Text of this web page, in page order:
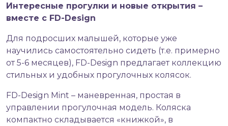
Интересные прогулки и новые открытия –
вместе с FD-Design
Для подросших малышей, которые уже
научились самостоятельно сидеть (т.е. примерно
от 5-6 месяцев), FD-Design предлагает коллекцию
стильных и удобных прогулочных колясок.
FD-Design Mint – маневренная, простая в
управлении прогулочная модель. Коляска
компактно складывается «книжкой», в